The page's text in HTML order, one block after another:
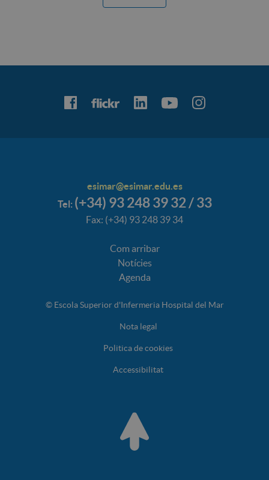
esimar@esimar.edu.es
Tel: (+34) 93 248 39 32 / 33
Fax: (+34) 93 248 39 34
Com arribar
Notícies
Agenda
© Escola Superior d'Infermeria Hospital del Mar
Nota legal
Politica de cookies
Accessibilitat